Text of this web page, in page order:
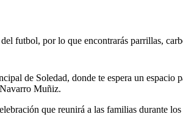
futbol, por lo que encontrarás parrillas,
de Soledad, donde te espera un
Muñiz.
que reunirá a las familias durante